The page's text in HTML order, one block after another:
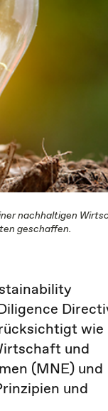
nachhaltigen
geschaffen.
wie
und
(MNE) und
und